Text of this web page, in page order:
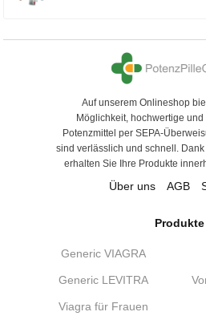
Auf unserem Onlineshop
Möglichkeit, hochwertige
Potenzmittel per SEPA-
sind verlässlich und schnell.
erhalten Sie Ihre Produkte
Über uns AGB
Produkte
Generic VIAGRA
Generic LEVITRA
Viagra für Frauen